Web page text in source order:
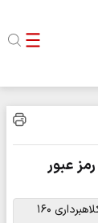
رمز عبور
رئیس پلیس فتای خراسان جنوبی از کشف پرونده‌ای کلاهبرداری ۱۶۰